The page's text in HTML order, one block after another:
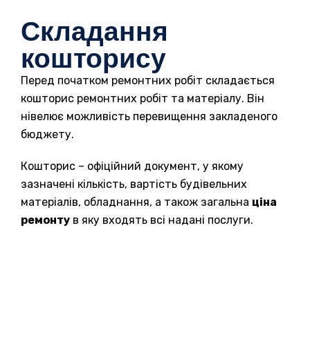
Складання
кошторису
Перед початком ремонтних робіт складається
кошторис ремонтних робіт та матеріалу. Він
нівелює можливість перевищення закладеного
бюджету.
Кошторис – офіційний документ, у якому
зазначені кількість, вартість будівельних
матеріалів, обладнання, а також загальна ціна
ремонту в яку входять всі надані послуги.